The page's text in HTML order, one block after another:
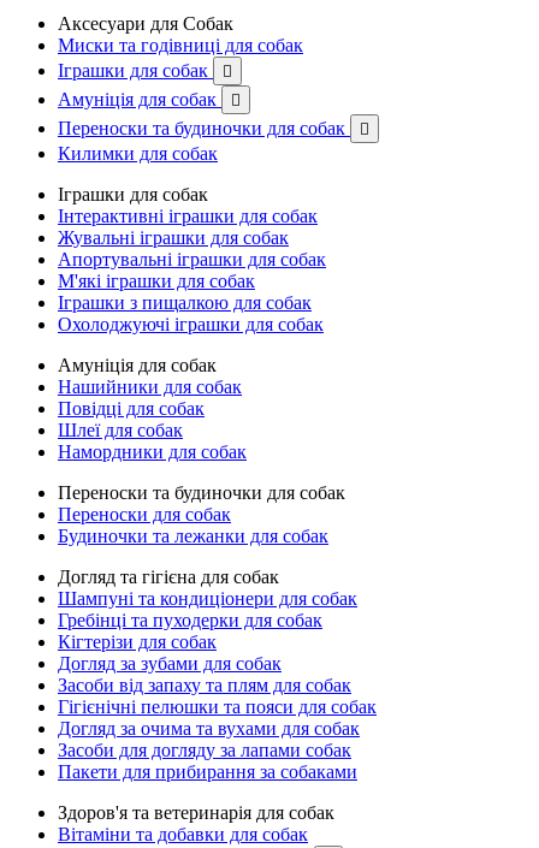
Аксесуари для Собак
Миски та годівниці для собак
Іграшки для собак

Амуніція для собак 
Переноски та будиночки для собак 
Килимки для собак
Іграшки для собак
Інтерактивні іграшки для собак
Жувальні іграшки для собак
Апортувальні іграшки для собак
М'які іграшки для собак
Іграшки з пищалкою для собак
Охолоджуючі іграшки для собак
Амуніція для собак
Нашийники для собак
Повідці для собак
Шлеї для собак
Намордники для собак
Переноски та будиночки для собак
Переноски для собак
Будиночки та лежанки для собак
Догляд та гігієна для собак
Шампуні та кондиціонери для собак
Гребінці та пуходерки для собак
Кігтерізи для собак
Догляд за зубами для собак
Засоби від запаху та плям для собак
Гігієнічні пелюшки та пояси для собак
Догляд за очима та вухами для собак
Засоби для догляду за лапами собак
Пакети для прибирання за собаками
Здоров'я та ветеринарія для собак
Вітаміни та добавки для собак